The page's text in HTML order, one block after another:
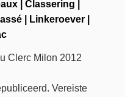
|Classering
| Linkeroever|
Clerc Milon 2012
Vereiste